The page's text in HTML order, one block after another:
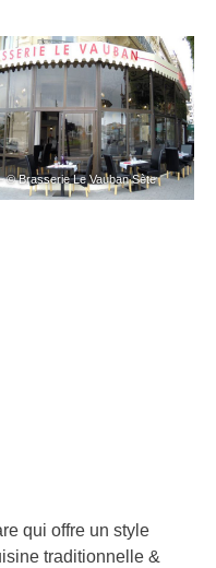
© Brasserie Le Vauban Sète
qui offre un style
traditionnelle &